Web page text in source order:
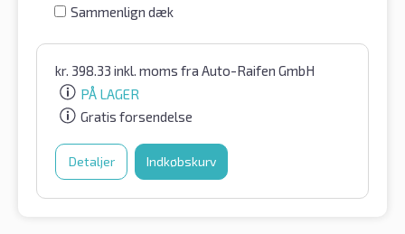
Sammenlign dæk
kr. 398.33 inkl. moms fra Auto-Raifen GmbH
PÅ LAGER
Gratis forsendelse
Detaljer Indkøbskurv